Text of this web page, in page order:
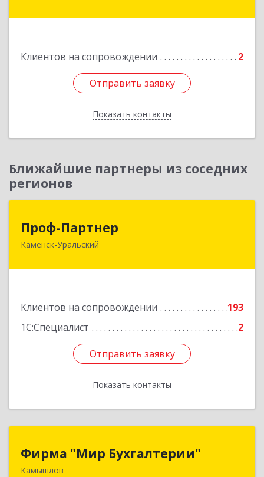
Клиентов на сопровождении 2
Отправить заявку
Показать контакты
Отправить заявку
Назад
Ближайшие партнеры из соседних
регионов
Проф-Партнер
Каменск-Уральский
Клиентов на сопровождении
193
1С:Специалист
2
Отправить заявку
Показать контакты
623406, Свердловская обл, Каменск-Уральский
Отправить заявку
Назад
Фирма "Мир Бухгалтерии"
Камышлов624860, Свердловская обл, Камышлов г,